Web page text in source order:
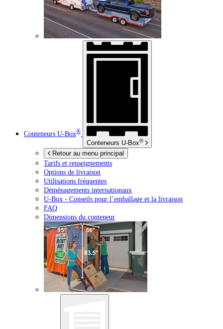
Conteneurs U-Box®
Conteneurs U-Box®
Retour au menu principal
Tarifs et renseignements
Options de livraison
Utilisations fréquentes
Déménagements internationaux
U-Box - Conseils pour l’emballage et la livraison
FAQ
Dimensions du conteneur